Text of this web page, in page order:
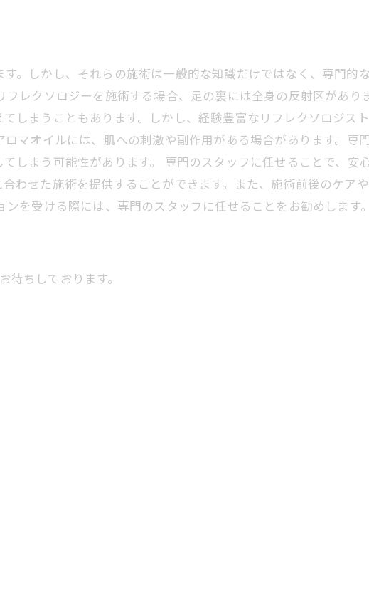
。しかし、それらの施術は一般的な知識だけではなく、専門的な
レクソロジーを施術する場合、足の裏には全身の反射区があり
しまうこともあります。しかし、経験豊富なリフレクソロジス
マオイルには、肌への刺激や副作用がある場合があります。専
しまう可能性があります。 専門のスタッフに任せることで、安
わせた施術を提供することができます。また、施術前後のケア
を受ける際には、専門のスタッフに任せることをお勧めします
ちしております。